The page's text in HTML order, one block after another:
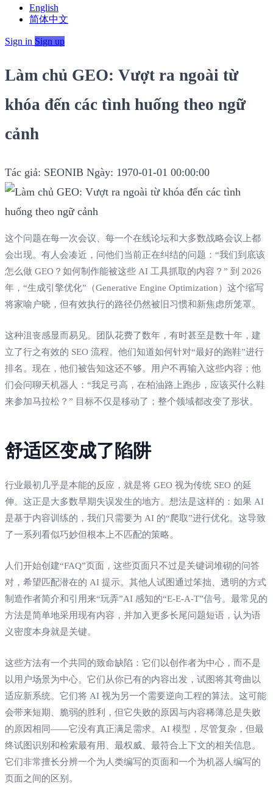
English
简体中文
Sign in Sign up
Làm chủ GEO: Vượt ra ngoài từ
khóa đến các tình huống theo ngữ
cảnh
Tác giả: SEONIB Ngày: 1970-01-01 00:00:00
这个问题在每一次会议、每一个在线论坛和大多数战略会议上都
会出现。有人会凑近，问他们当前正在纠结的问题：“我们到底该
怎么做 GEO？如何制作能被这些 AI 工具抓取的内容？” 到 2026
年，“生成引擎优化”（Generative Engine Optimization）这个缩写
将家喻户晓，但有效执行的路径仍然被旧习惯和新焦虑所笼罩。
这种沮丧感显而易见。团队花费了数年，有时甚至是数十年，建
立了行之有效的 SEO 流程。他们知道如何针对“最好的跑鞋”进行
排名。现在，他们被告知这还不够。用户不再输入这些内容；他
们会问聊天机器人：“我足弓高，在柏油路上跑步，应该买什么鞋
来参加马拉松？” 目标不仅是移动了；整个领域都改变了形状。
舒适区变成了陷阱
行业最初几乎是本能的反应，就是将 GEO 视为传统 SEO 的延
伸。这正是大多数早期失误发生的地方。想法是这样的：如果 AI
是基于内容训练的，我们只需要为 AI 的“爬取”进行优化。这导致
了一系列看似巧妙但根本上不匹配的策略。
人们开始创建“FAQ”页面，这些页面只不过是关键词堆砌的问答
对，希望匹配潜在的 AI 提示。其他人试图通过笨拙、透明的方式
制造作者简介和引用来“玩弄”AI 感知的“E-E-A-T”信号。最常见的
方法是简单地采用现有内容，并加入更多长尾问题短语，认为语
义密度本身就是关键。
这些方法有一个共同的致命缺陷：它们以创作者为中心，而不是
以用户场景为中心。它们从你已有的内容出发，试图将其弯曲以
适应新系统。它们将 AI 视为另一个需要逆向工程的算法。这可能
会带来短期、脆弱的胜利，但它失败的原因与内容稀薄总是失败
的原因相同——它没有真正满足需求。AI 模型，尽管复杂，但最
终试图识别和检索最有用、最权威、最符合上下文的相关信息。
它们非常擅长分辨一个为人类编写的页面和一个为机器人编写的
页面之间的区别。